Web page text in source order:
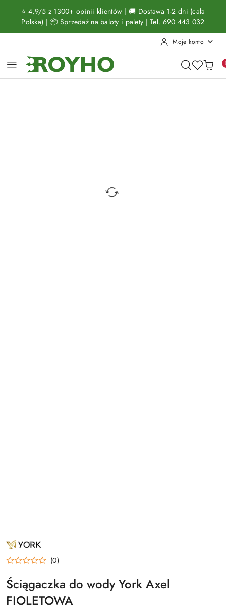
Przejdź do treści głównej
Przejdź do wyszukiwarki
Przejdź do moje konto
Przejdź do menu głównego
Przejdź do opisu produktu
Przejdź do stopki
⭐ 4,9/5 z 1300+ opinii klientów | 🚚 Dostawa 1-2 dni (cała
Polska) | 📦 Sprzedaż na baloty i palety | Tel. 690 443 032
Moje konto
NAZWA
PRODUCENTA:
YORK (0)
Ściągaczka do wody York Axel
FIOLETOWA